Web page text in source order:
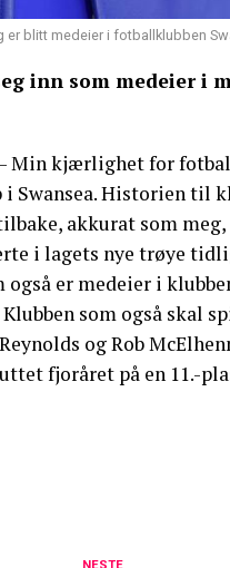
er blitt medeier i fotballklubben
inn som medeier i
Min kjærlighet for
Swansea. Historien til
akkurat som
i lagets nye trøye
er medeier i
som også skal
og Rob
fjoråret på en 11.-
NESTE